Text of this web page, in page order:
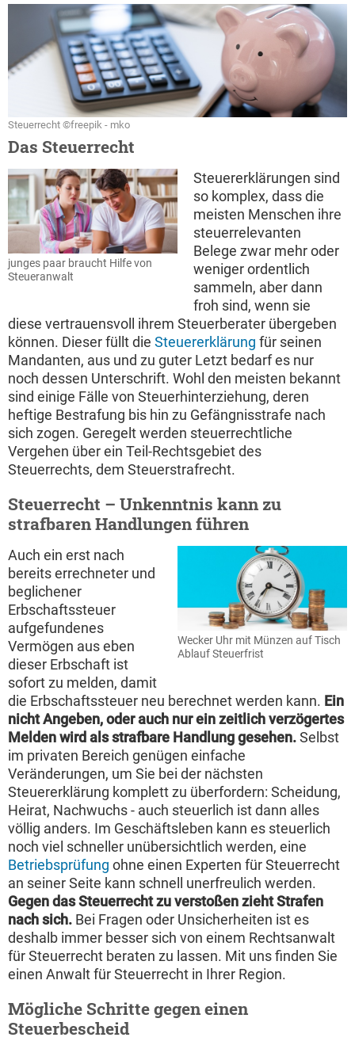
Steuerrecht ©freepik - mko
Das Steuerrecht
junges paar braucht Hilfe von
Steueranwalt
Steuererklärungen sind
so komplex, dass die
meisten Menschen ihre
steuerrelevanten
Belege zwar mehr oder
weniger ordentlich
sammeln, aber dann
froh sind, wenn sie
diese vertrauensvoll ihrem Steuerberater übergeben
können. Dieser füllt die Steuererklärung für seinen
Mandanten, aus und zu guter Letzt bedarf es nur
noch dessen Unterschrift. Wohl den meisten bekannt
sind einige Fälle von Steuerhinterziehung, deren
heftige Bestrafung bis hin zu Gefängnisstrafe nach
sich zogen. Geregelt werden steuerrechtliche
Vergehen über ein Teil-Rechtsgebiet des
Steuerrechts, dem Steuerstrafrecht.
Steuerrecht – Unkenntnis kann zu
strafbaren Handlungen führen
Wecker Uhr mit Münzen auf Tisch
Ablauf Steuerfrist
Auch ein erst nach
bereits errechneter und
beglichener
Erbschaftssteuer
aufgefundenes
Vermögen aus eben
dieser Erbschaft ist
sofort zu melden, damit
die Erbschaftssteuer neu berechnet werden kann. Ein
nicht Angeben, oder auch nur ein zeitlich verzögertes
Melden wird als strafbare Handlung gesehen.Selbst
im privaten Bereich genügen einfache
Veränderungen, um Sie bei der nächsten
Steuererklärung komplett zu überfordern: Scheidung,
Heirat, Nachwuchs - auch steuerlich ist dann alles
völlig anders. Im Geschäftsleben kann es steuerlich
noch viel schneller unübersichtlich werden, eine
Betriebsprüfung ohne einen Experten für Steuerrecht
an seiner Seite kann schnell unerfreulich werden.
Gegen das Steuerrecht zu verstoßen zieht Strafen
nach sich. Bei Fragen oder Unsicherheiten ist es
deshalb immer besser sich von einem Rechtsanwalt
für Steuerrecht beraten zu lassen. Mit uns finden Sie
einen Anwalt für Steuerrecht in Ihrer Region.
Mögliche Schritte gegen einen
Steuerbescheid